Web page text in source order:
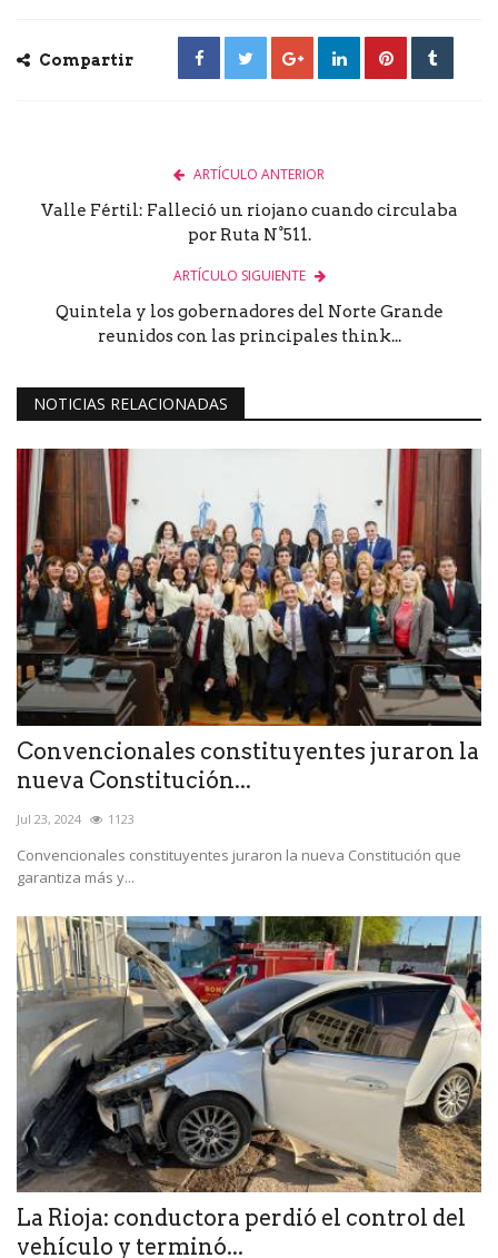
Compartir
ARTÍCULO ANTERIOR
Valle Fértil: Falleció un riojano cuando circulaba
por Ruta N°511.
ARTÍCULO SIGUIENTE
Quintela y los gobernadores del Norte Grande
reunidos con las principales think...
NOTICIAS RELACIONADAS
Convencionales constituyentes juraron la
nueva Constitución...
Jul 23, 2024 1123
Convencionales constituyentes juraron la nueva Constitución que
garantiza más y...
La Rioja: conductora perdió el control del
vehículo y terminó...